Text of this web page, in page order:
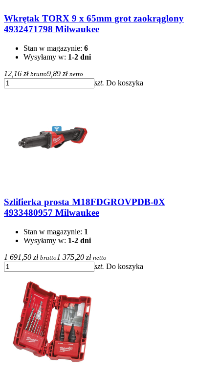
Wkrętak TORX 9 x 65mm grot zaokrąglony
4932471798 Milwaukee
Stan w magazynie: 6
Wysyłamy w: 1-2 dni
12,16 zł brutto9,89 zł netto
szt. Do koszyka
Szlifierka prosta M18FDGROVPDB-0X
4933480957 Milwaukee
Stan w magazynie: 1
Wysyłamy w: 1-2 dni
1 691,50 zł brutto 1 375,20 zł netto
szt. Do koszyka